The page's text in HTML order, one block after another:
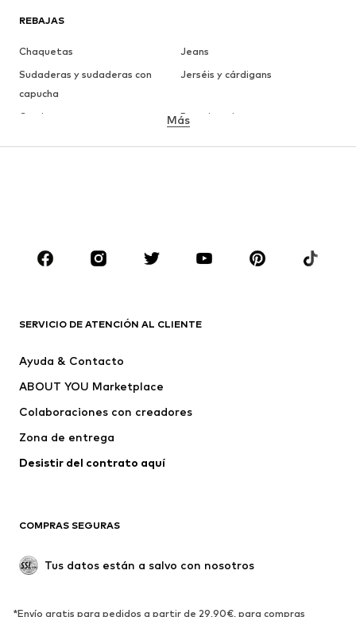
REBAJAS
Chaquetas
Jeans
Sudaderas y sudaderas con
capucha
Jerséis y cárdigans
Camisetas
Ropa interior
ROPA
Camisetas
Jeans
Pantalones
Ropa interior
Jerséis y cárdigans
Trajes y chaquetas
Nuevo
Tendencia
Más
SERVICIO DE ATENCIÓN AL CLIENTE
Ayuda & Contacto
ABOUT YOU Marketplace
Colaboraciones con creadores
Zona de entrega
Desistir del contrato aquí
COMPRAS SEGURAS
Tus datos están a salvo con nosotros
*Envío gratis para pedidos a partir de 29,90€, para compras